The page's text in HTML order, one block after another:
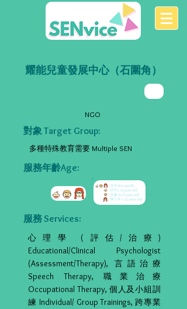
耀能兒童發展中心（石圍角）
NGO
對象 Target Group:
多種特殊教育需要 Multiple SEN
服務年齡Age:
服務 Services:
心理學 (評估/治療)
Educational/Clinical Psychologist
(Assessment/Therapy), 言語治療
Speech Therapy, 職業治療
Occupational Therapy, 個人及小組訓
練 Individual/ Group Trainings, 跨專業